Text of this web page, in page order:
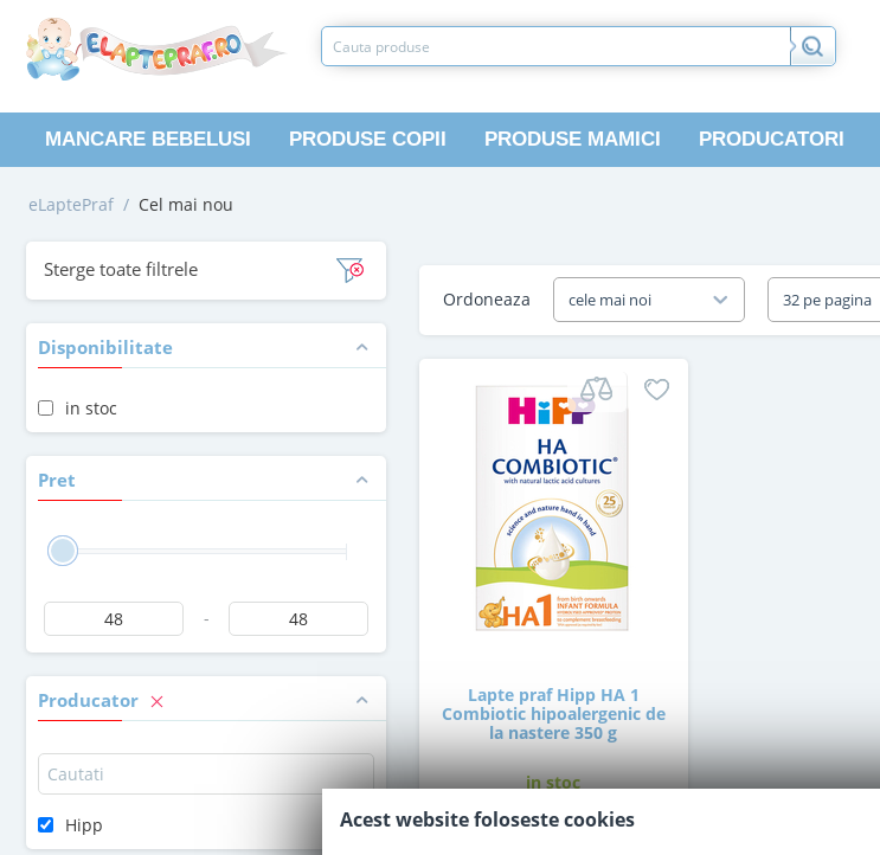
MANCARE BEBELUSI PRODUSE COPII PRODUSE MAMICI PRODUCATORI
eLaptePraf / Cel mai nou
Sterge toate filtrele
Disponibilitate
in stoc
Pret
-
Producator
Hipp
Ordoneaza cele mai noi 32 pe pagina
Lapte praf Hipp HA 1
Combiotic hipoalergenic de
la nastere 350 g
in stoc
Acest website foloseste cookies